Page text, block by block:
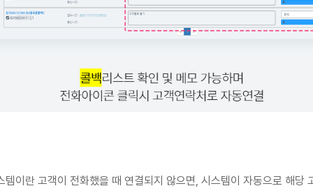
템이란 고객이 전화했을 때 연결되지 않으면, 시스템이 자동으로 해당